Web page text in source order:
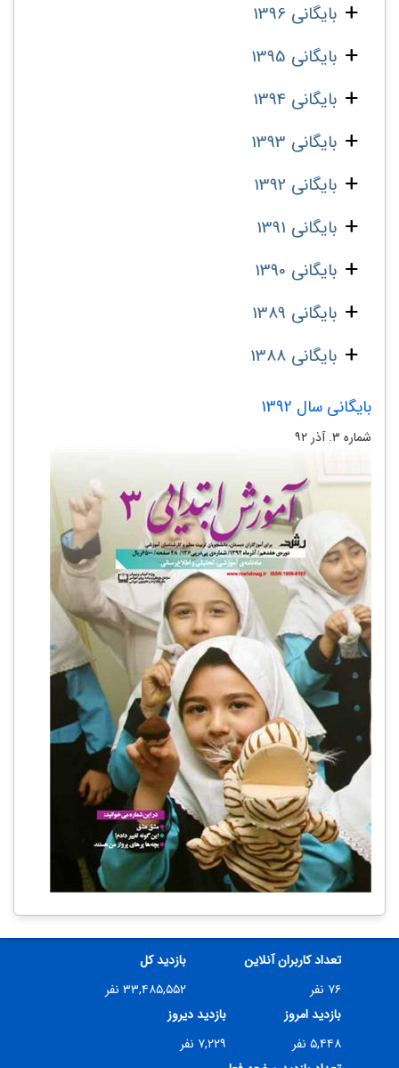
بایگانی 1396
بایگانی 1395
بایگانی 1394
بایگانی 1393
بایگانی 1392
بایگانی 1391
بایگانی 1390
بایگانی 1389
بایگانی 1388
بایگانی سال 1392
شماره ۳. آذر ۹۲
تعداد کاربران آنلاین
۷۶ نفر
بازدید کل
۳۳,۴۸۵,۵۵۲ نفر
بازدید امروز
۵,۴۴۸ نفر
بازدید دیروز
۷,۲۲۹ نفر